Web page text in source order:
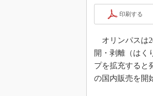
印刷する
オリンパスは
開・剥離（はく
プを拡充すると
の国内販売を開